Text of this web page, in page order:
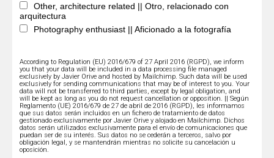
Other, architecture related || Otro, relacionado con
arquitectura
Photography enthusiast || Aficionado a la fotografía
According to Regulation (EU) 2016/679 of 27 April 2016 (RGPD), we inform
you that your data will be included in a data processing file managed
exclusively by Javier Orive and hosted by Mailchimp. Such data will be used
exclusively for sending communications that may be of interest to you. Your
data will not be transferred to third parties, except by legal obligation, and
will be kept as long as you do not request cancellation or opposition. || Según
Reglamento (UE) 2016/679 de 27 de abril de 2016 (RGPD), les informamos
que sus datos serán incluidos en un fichero de tratamiento de datos
gestionado exclusivamente por Javier Orive y alojado en Mailchimp. Dichos
datos serán utilizados exclusivamente para el envío de comunicaciones que
puedan ser de su interés. Sus datos no se cederán a terceros, salvo por
obligación legal, y se mantendrán mientras no solicite su cancelación u
oposición.